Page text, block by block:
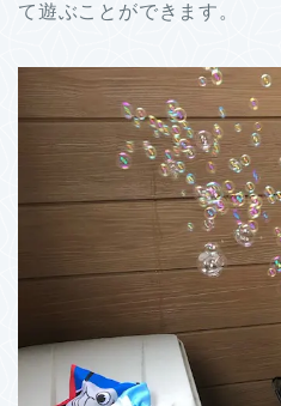
て遊ぶことができます。